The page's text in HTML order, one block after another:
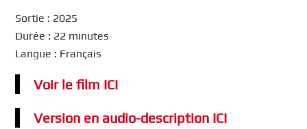
Sortie : 2025
Durée : 22 minutes
Langue : Français
Voir le film ICI
Version en audio-description ICI